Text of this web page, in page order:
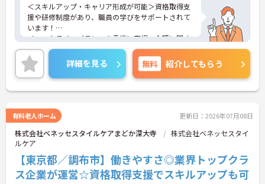
＜スキルアップ・キャリア形成が可能＞資格取得支
援や研修制度があり、職員の学びをサポートされて
います！
＜ワークライフバランスを重視＞育児・介護に関す
る制度や社宅制度、各種手当など、長く安心して働
きやすい環境が整っています。
＜寄り添ったケアの実施＞利用者さまに深く寄り添
ったサービスの提供を目指し、職員の専門性を高め
るような人材育成にも注力されています。
詳細をお話ししますのでお気軽にご相談ください！
詳細を見る 無料 紹介してもらう
有料老人ホーム 更新日：2026年07月08日
株式会社ベネッセスタイルケアまどか深大寺
株式会社ベネッセスタイ
ルケア
【東京都／調布市】働きやすさ◎業界トップクラ
ス企業が運営☆資格取得支援でスキルアップも可